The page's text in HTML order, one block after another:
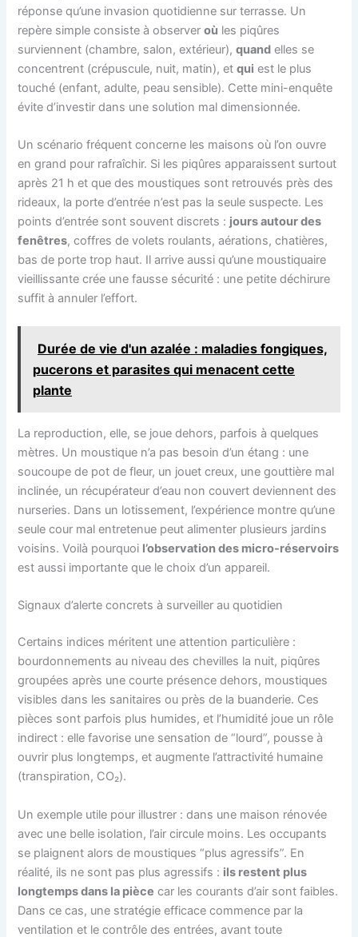
réponse qu’une invasion quotidienne sur terrasse. Un
repère simple consiste à observeroù les piqûres
surviennent (chambre, salon, extérieur),quand elles se
concentrent (crépuscule, nuit, matin), etqui est le plus
touché (enfant, adulte, peau sensible). Cette mini-enquête
évite d’investir dans une solution mal dimensionnée.
Un scénario fréquent concerne les maisons où l’on ouvre
en grand pour rafraîchir. Si les piqûres apparaissent surtout
après 21 h et que des moustiques sont retrouvés près des
rideaux, la porte d’entrée n’est pas la seule suspecte. Les
points d’entrée sont souvent discrets : jours autour des
fenêtres, coffres de volets roulants, aérations, chatières,
bas de porte trop haut. Il arrive aussi qu’une moustiquaire
vieillissante crée une fausse sécurité : une petite déchirure
suffit à annuler l’effort.
Durée de vie d'un azalée : maladies fongiques,
pucerons et parasites qui menacent cette
plante
La reproduction, elle, se joue dehors, parfois à quelques
mètres. Un moustique n’a pas besoin d’un étang : une
soucoupe de pot de fleur, un jouet creux, une gouttière mal
inclinée, un récupérateur d’eau non couvert deviennent des
nurseries. Dans un lotissement, l’expérience montre qu’une
seule cour mal entretenue peut alimenter plusieurs jardins
voisins. Voilà pourquoi l’observation des micro-réservoirs
est aussi importante que le choix d’un appareil.
Signaux d’alerte concrets à surveiller au quotidien
Certains indices méritent une attention particulière :
bourdonnements au niveau des chevilles la nuit, piqûres
groupées après une courte présence dehors, moustiques
visibles dans les sanitaires ou près de la buanderie. Ces
pièces sont parfois plus humides, et l’humidité joue un rôle
indirect : elle favorise une sensation de “lourd”, pousse à
ouvrir plus longtemps, et augmente l’attractivité humaine
(transpiration, CO₂).
Un exemple utile pour illustrer : dans une maison rénovée
avec une belle isolation, l’air circule moins. Les occupants
se plaignent alors de moustiques “plus agressifs”. En
réalité, ils ne sont pas plus agressifs : ils restent plus
longtemps dans la pièce car les courants d’air sont faibles.
Dans ce cas, une stratégie efficace commence par la
ventilation et le contrôle des entrées, avant toute